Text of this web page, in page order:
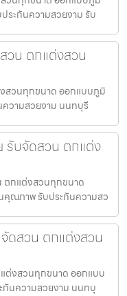
ระกันความสวยงาม รับ
วน ตกแต่งสวน
สวนทุกขนาด ออกแบบภูมิ
วามสวยงาม นนทบุรี
บจัดสวน ตกแต่ง
กแต่งสวนทุกขนาด
คุณภาพ รับประกันความสว
ดสวน ตกแต่งสวน
ต่งสวนทุกขนาด ออกแบบ
กันความสวยงาม นนทบุ